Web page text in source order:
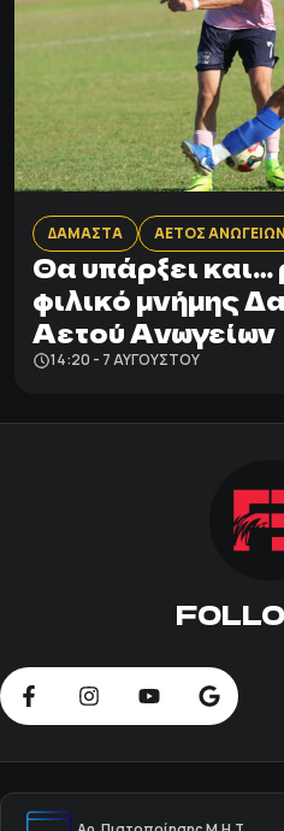
ΔΑΜΑΣΤΑ ΑΕΤΟΣ ΑΝΩΓΕΙΩΝ
Θα υπάρξει
φιλικό μνήμης
Αετού Ανωγείων
14:20 - 7 ΑΥΓΟΎΣΤΟΥ